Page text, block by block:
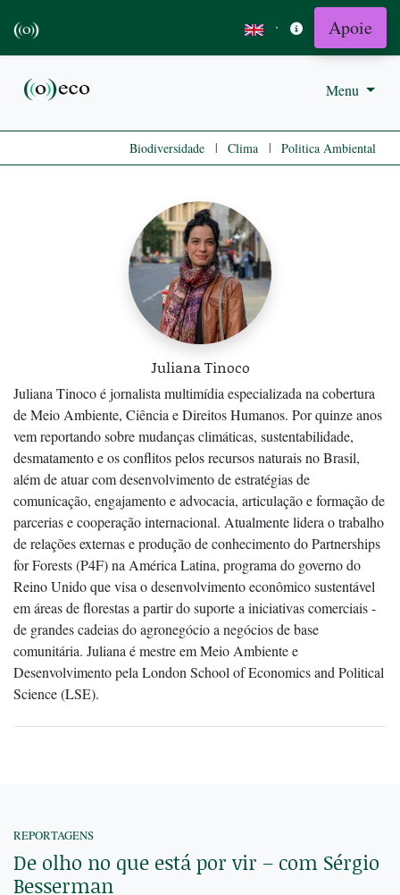
· Apoie
Menu
Biodiversidade | Clima | Politica Ambiental
Juliana Tinoco
Juliana Tinoco é jornalista multimídia especializada na cobertura
de Meio Ambiente, Ciência e Direitos Humanos. Por quinze anos
vem reportando sobre mudanças climáticas, sustentabilidade,
desmatamento e os conflitos pelos recursos naturais no Brasil,
além de atuar com desenvolvimento de estratégias de
comunicação, engajamento e advocacia, articulação e formação de
parcerias e cooperação internacional. Atualmente lidera o trabalho
de relações externas e produção de conhecimento do Partnerships
for Forests (P4F) na América Latina, programa do governo do
Reino Unido que visa o desenvolvimento econômico sustentável
em áreas de florestas a partir do suporte a iniciativas comerciais -
de grandes cadeias do agronegócio a negócios de base
comunitária. Juliana é mestre em Meio Ambiente e
Desenvolvimento pela London School of Economics and Political
Science (LSE).
REPORTAGENS
De olho no que está por vir – com Sérgio
Besserman